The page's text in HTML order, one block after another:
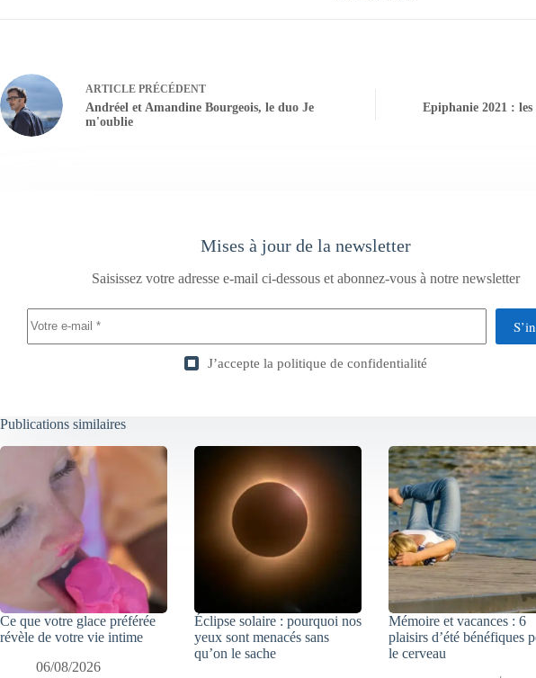
ARTICLE PRÉCÉDENT
Andréel et Amandine Bourgeois, le duo Je
m'oublie
Epiphanie 2021 :
Mises à jour de la newsletter
Saisissez votre adresse e-mail ci-dessous et abonnez-vous à notre newsletter
J’accepte la politique de confidentialité
Publications similaires
Ce que votre glace préférée
révèle de votre vie intime
06/08/2026
Éclipse solaire : pourquoi nos
yeux sont menacés sans
qu’on le sache
Mémoire et vacances : 6
plaisirs d’été bénéfiques
le cerveau